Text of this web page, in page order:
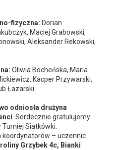
fizyczna: Dorian
Maciej Grabowski,
Aleksander Rekowski,
Oliwia Bocheńska, Maria
Kacper Przywarski,
Łazarski
odniosła drużyna
. Serdecznie gratulujemy
Siatkówki.
koordynatorów – uczennic
Grzybek 4c, Bianki